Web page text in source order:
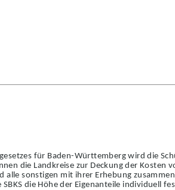
für Baden-Württemberg wird die
die Landkreise zur Deckung der Kosten
alle sonstigen mit ihrer Erhebung
die Höhe der Eigenanteile individuell